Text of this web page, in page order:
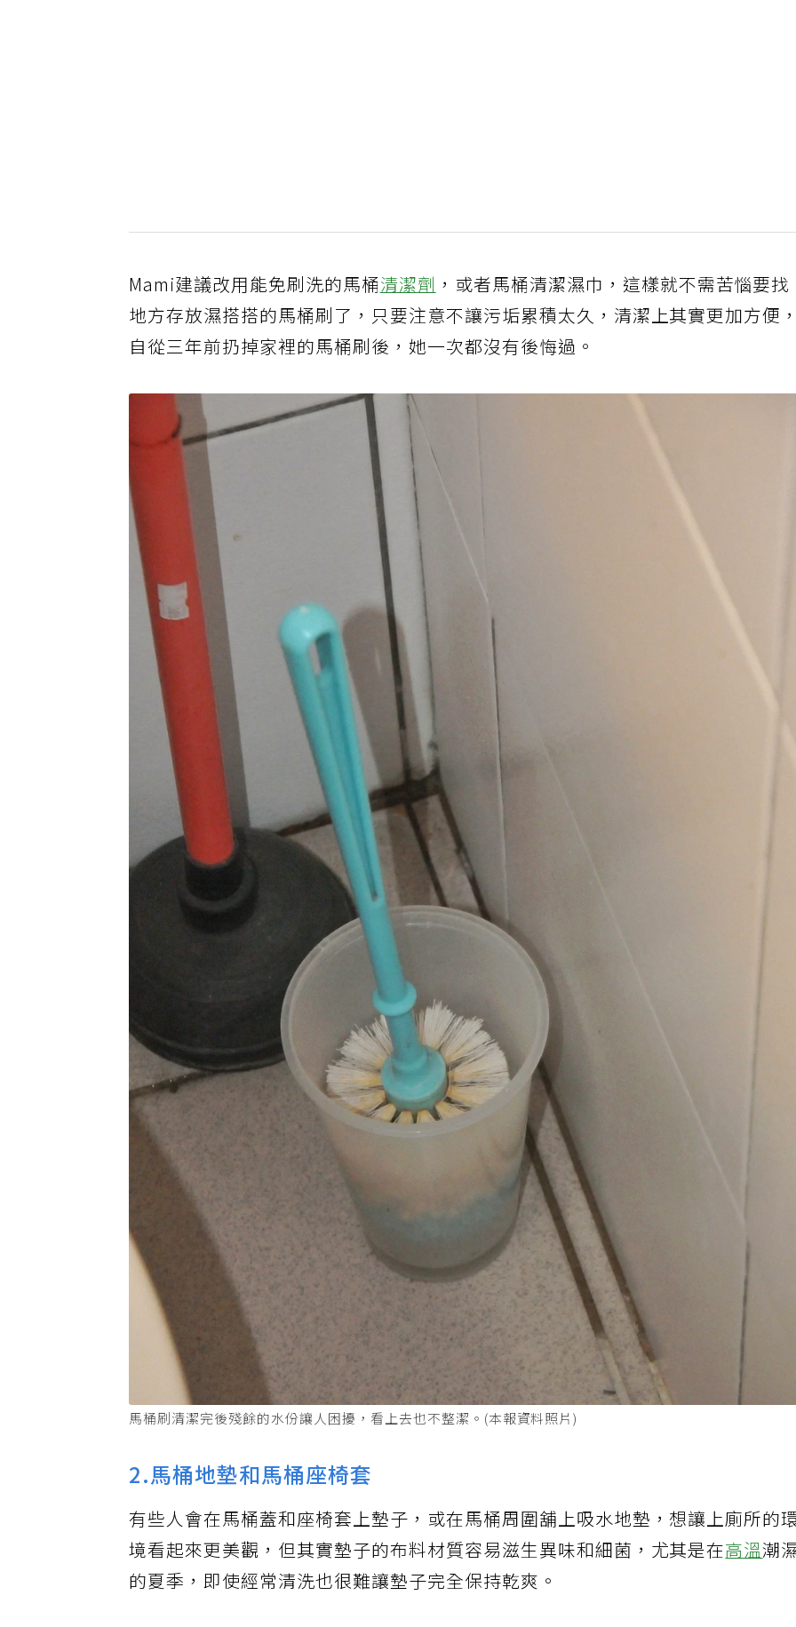
Mami建議改用能免刷洗的馬桶清潔劑 ，或者馬桶清潔濕巾，這樣就不需苦惱要找
地方存放濕搭搭的馬桶刷了，只要注意不讓污垢累積太久，清潔上其實更加方便
自從三年前扔掉家裡的馬桶刷後，她一次都沒有後悔過。
馬桶刷清潔完後殘餘的水份讓人困擾，看上去也不整潔。(本報資料照片)
2.馬桶地墊和馬桶座椅套
有些人會在馬桶蓋和座椅套上墊子，或在馬桶周圍舖上吸水地墊，想讓上廁所的
境看起來更美觀，但其實墊子的布料材質容易滋生異味和細菌，尤其是在高溫潮
的夏季，即使經常清洗也很難讓墊子完全保持乾爽。